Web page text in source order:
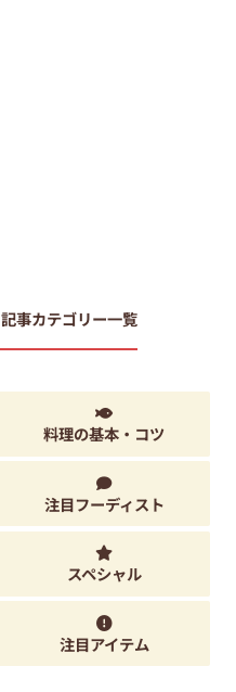
記事カテゴリー一覧
料理の基本・コツ
注目フーディスト
スペシャル
注目アイテム